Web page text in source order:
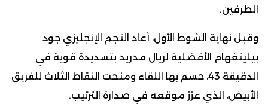
الطرفين.
وقبل نهاية الشوط الأول، أعاد النجم الإنجليزي جود
بيلينغهام الأفضلية لريال مدريد بتسديدة قوية في
الدقيقة 43، حسم بها اللقاء ومنحت النقاط الثلاث للفريق
الأبيض، الذي عزز موقعه في صدارة الترتيب.